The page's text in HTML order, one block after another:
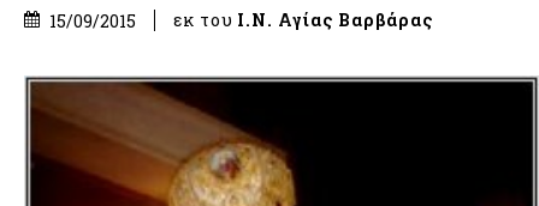
15/09/2015 εκ του Ι.Ν. Αγίας Βαρβάρας